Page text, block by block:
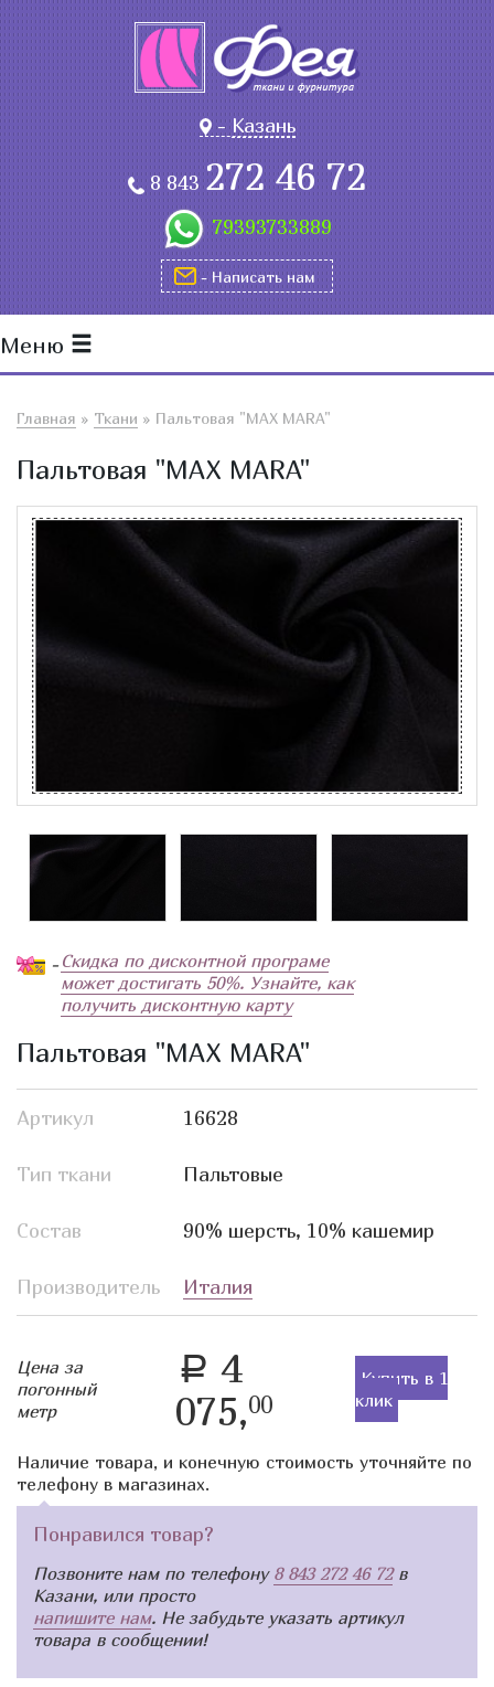
-Казань
8 843272 46 72
79393733889
- Написать нам
Меню
Главная » Ткани » Пальтовая "MAX MARA"
Пальтовая "MAX MARA"
- Скидка по дисконтной програме
может достигать 50%. Узнайте, как
получить дисконтную карту
Пальтовая "MAX MARA"
Артикул 16628
Тип ткани Пальтовые
Состав 90% шерсть, 10% кашемир
Производитель Италия
Цена за
погонный
метр
a 4
075,00
Купить в 1
клик
Наличие товара, и конечную стоимость уточняйте по
телефону в магазинах.
Понравился товар?
Позвоните нам по телефону 8 843 272 46 72в
Казани, или просто
напишите нам. Не забудьте указать артикул
товара в сообщении!